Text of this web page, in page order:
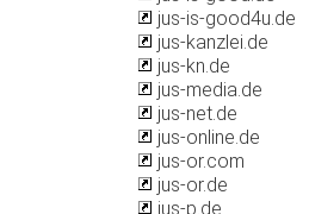
jus-is-good4u.de
jus-kanzlei.de
jus-kn.de
jus-media.de
jus-net.de
jus-online.de
jus-or.com
jus-or.de
jus-p.de